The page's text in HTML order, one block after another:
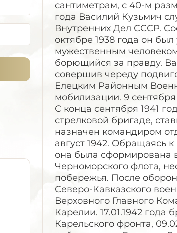
сантиметрам, с 40-м
года Василий Кузьмич
Внутренних Дел СССР.
октябре 1938 года он
мужественным
борющийся за правду.
совершив череду
Елецким Районным
мобилизации. 9
С конца сентября 1941
стрелковой бригаде,
назначен командиром
август 1942. Обращаясь
она была сформирована
Черноморского флота,
побережья. После
Северо-Кавказского
Верховного Главного
Карелии. 17.01.1942
Карельского фронта,